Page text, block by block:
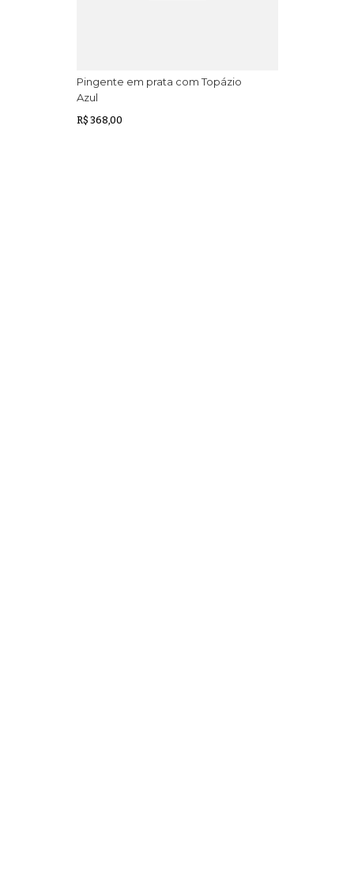
Pingente em prata com Topázio
Azul
R$ 368,00